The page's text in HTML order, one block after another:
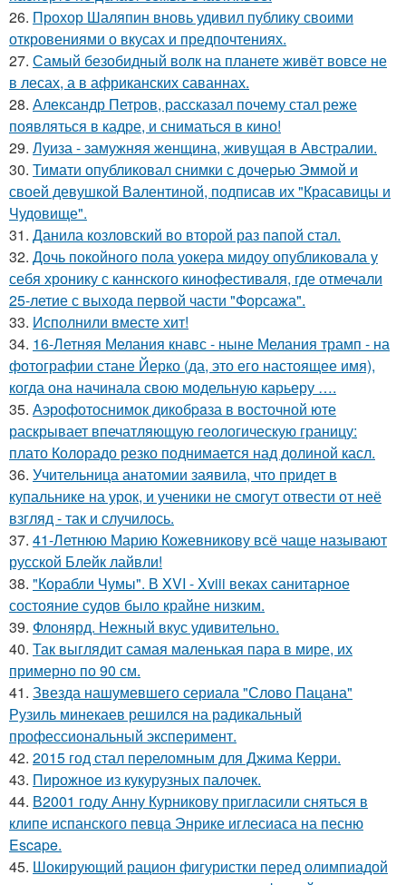
26. Прохор Шаляпин вновь удивил публику своими
откровениями о вкусах и предпочтениях.
27. Самый безобидный волк на планете живёт вовсе не
в лесах, а в африканских саваннах.
28. Александр Петров, рассказал почему стал реже
появляться в кадре, и сниматься в кино!
29. Луиза - замужняя женщина, живущая в Австралии.
30. Тимати опубликовал снимки с дочерью Эммой и
своей девушкой Валентиной, подписав их "Красавицы и
Чудовище".
31. Данила козловский во второй раз папой стал.
32. Дочь покойного пола уокера мидоу опубликовала у
себя хронику с каннского кинофестиваля, где отмечали
25-летие с выхода первой части "Форсажа".
33. Исполнили вместе хит!
34. 16-Летняя Мелания кнавс - ныне Мелания трамп - на
фотографии стане Йерко (да, это его настоящее имя),
когда она начинала свою модельную карьеру ….
35. Аэрофотоснимок дикобpaза в восточной юте
раскрывает впечатляющую геологическую границу:
плато Колорадо резко поднимается над долиной касл.
36. Учительница анатомии заявила, что придет в
купальнике на урок, и ученики не смогут отвести от неё
взгляд - так и случилось.
37. 41-Летнюю Марию Кожевникову всё чаще называют
русской Блейк лайвли!
38. "Корабли Чумы". В XVI - Xviii веках санитарное
состояние судов было крайне низким.
39. Флонярд. Нежный вкус удивительно.
40. Так выглядит самая маленькая пара в мире, их
примерно по 90 см.
41. Звезда нашумевшего сериала "Слово Пацана"
Рузиль минекаев решился на радикальный
профессиональный эксперимент.
42. 2015 год стал переломным для Джима Керри.
43. Пирожное из кукурузных палочек.
44. В2001 году Анну Курникову пригласили сняться в
клипе испанского певца Энрике иглесиаса на песню
Escape.
45. Шокирующий рацион фигуристки перед олимпиадой